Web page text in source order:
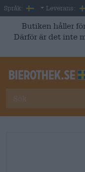
Skip to main content
Språk: Swedish
Leverans:
Butiken håller
Därför är det inte